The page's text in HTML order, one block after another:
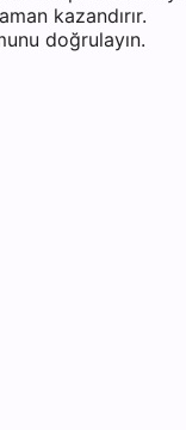
kazandırır.
doğrulayın.